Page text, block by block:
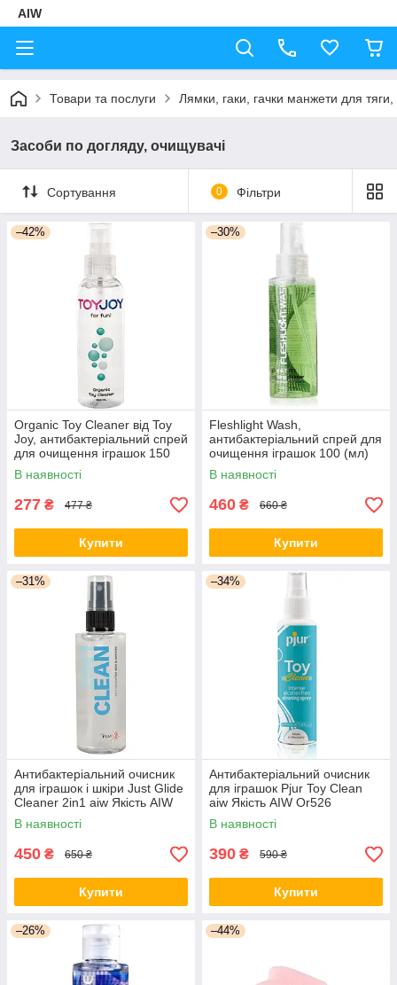
AIW
Товари та послуги Лямки, гаки, гачки манжети для
Засоби по догляду, очищувачі
Сортування 0 Фільтри
–42%
Organic Toy Cleaner від Toy
Joy, антибактеріальний спрей
для очищення іграшок 150
(мл) aiw Якість AIW Or50
В наявності
277 ₴ 477 ₴
Купити
–30%
Fleshlight Wash,
антибактеріальний спрей для
очищення іграшок 100 (мл)
aiw Якість AIW Or252
В наявності
460 ₴ 660 ₴
Купити
–31%
Антибактеріальний очисник
для іграшок і шкіри Just Glide
Cleaner 2in1 aiw Якість AIW
Or321
В наявності
450 ₴ 650 ₴
Купити
–34%
Антибактеріальний очисник
для іграшок Pjur Toy Clean
aiw Якість AIW Or526
В наявності
390 ₴ 590 ₴
Купити
–26% –44%